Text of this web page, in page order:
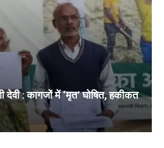
देवी : कागजों में ‘मृत’ घोषित, हकीकत